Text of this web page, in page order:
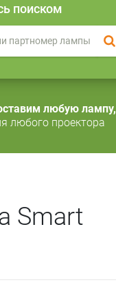
поиском
любую лампу,
любого проектора
Smart